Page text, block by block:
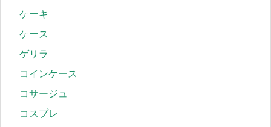
ケーキ
ケース
ゲリラ
コインケース
コサージュ
コスプレ